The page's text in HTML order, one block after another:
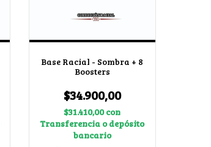
Base Racial - Sombra + 8
Boosters
$34.900,00
$31.410,00con
Transferencia o depósito
bancario